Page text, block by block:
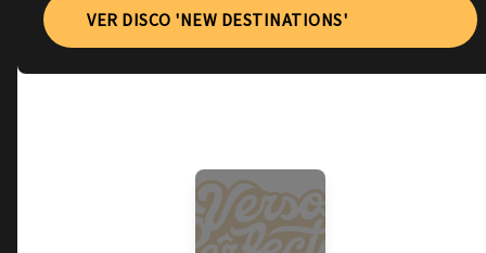
VER DISCO 'NEW DESTINATIONS'